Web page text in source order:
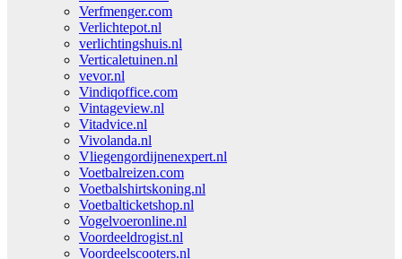
Verfmenger.com
Verlichtepot.nl
verlichtingshuis.nl
Verticaletuinen.nl
vevor.nl
Vindiqoffice.com
Vintageview.nl
Vitadvice.nl
Vivolanda.nl
Vliegengordijnenexpert.nl
Voetbalreizen.com
Voetbalshirtskoning.nl
Voetbalticketshop.nl
Vogelvoeronline.nl
Voordeeldrogist.nl
Voordeelscooters.nl